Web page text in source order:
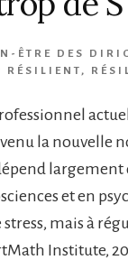
ÊTRE DES
RÉSILIENT ,
la nouvelle
et en
mais à
Institute,